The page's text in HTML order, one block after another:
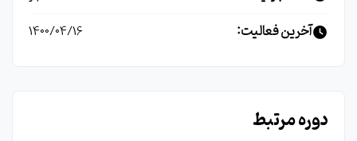
آخرین فعالیت: 1400/04/16
دوره مرتبط